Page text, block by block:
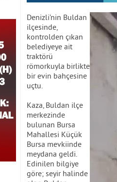
Denizli’nin Buldan
ilçesinde,
kontrolden çıkan
belediyeye ait
traktörü
römorkuyla birlikte
bir evin bahçesine
uçtu.
Kaza, Buldan ilçe
merkezinde
bulunan Bursa
Mahallesi Küçük
Bursa mevkiinde
meydana geldi.
Edinilen bilgiye
göre; seyir halinde